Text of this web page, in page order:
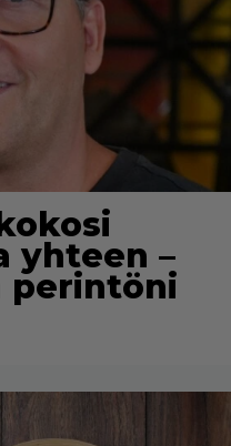
yhteen –
perintöni